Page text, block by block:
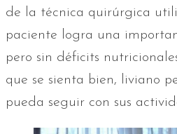
de la técnica quirúrgica
paciente logra una
pero sin déficits
que se sienta bien, liviano
pueda seguir con sus